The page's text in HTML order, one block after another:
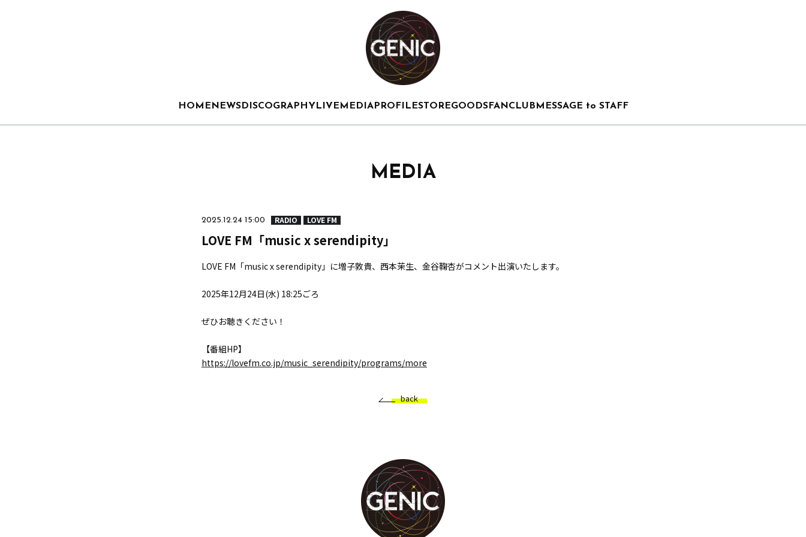
HOME NEWSDISCOGRAPHY LIVE MEDIAPROFILESTOREGOODSFANCLUB MESSAGE to STAFF
MEDIA
2025.12.24 15:00 RADIO LOVE FM
LOVE FM「music x serendipity」
LOVE FM「music x serendipity」 に増子敦貴、西本茉生、金谷鞠杏がコメント出演いたします。
2025年12月24日(水) 18:25ごろ
ぜひお聴きください！
【番組HP】
https://lovefm.co.jp/music_serendipity/programs/more
back